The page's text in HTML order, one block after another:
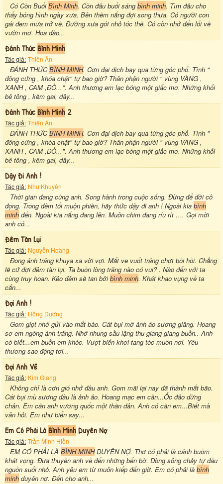
Có Còn BuổiBình Minh. Còn đâu buổi sáng bình minh. Tìm đâu cho
thấy bóng hình ngày xưa. Bên thềm nắng đợi song thưa. Có người con
gái đem mưa trở về. Đường xưa gót nhỏ tóc thề. Có còn nhớ đến lối về
vườn mơ. Hoa đào...
Đánh ThứcBình Minh
Tác giả: Thiên Ân
ĐÁNH THỨCBÌNH MINH. Cơn đại dịch bay qua từng góc phố. Tình "
đông cứng , khóa chặt" tự bao giờ? Thân phận người " vùng VÀNG ,
XANH , CAM ,ĐỎ...". Anh thương em lạc bóng một giấc mơ. Những khối
bê tông , kẽm gai, dây...
Đánh ThứcBình Minh 2
Tác giả: Thiên Ân
ĐÁNH THỨCBÌNH MINH. Cơn đại dịch bay qua từng góc phố. Tình "
đông cứng , khóa chặt" tự bao giờ? Thân phận người " vùng VÀNG ,
XANH , CAM ,ĐỎ...". Anh thương em lạc bóng một giấc mơ. Những khối
bê tông , kẽm gai, dây...
Dậy Đi Anh !
Tác giả: Như Khuyên
Thời gian đang cùng anh. Song hành trong cuộc sống. Đừng để đời cô
đọng. Trong đêm tối muộn phiền, hãy thức dậy đi anh ! Ngoài kia bình
minh đến. Ngoài kia nắng đang lên. Muôn chim đang ríu rít …. Gọi mời
anh có...
Đêm Tàn Lụi
Tác giả: Nguyễn Hoàng
Đong ánh trăng khuya xa vời vợi. Mắt ve vuốt trăng chợt bồi hồi. Chẳng
lẽ cứ đợi đêm tàn lụi. Ta buồn lòng trăng nào có vui? . Nào đến với ta
cùng truy hoan. Kẻo đêm sẽ tan bởibình minh. Khát khao vụng về ta
cắn...
Đợi Anh !
Tác giả: Hồng Dương
Gom giọt nhớ gửi vào mắt bảo. Cát bụi mờ ảnh ảo sương giăng. Hoang
sơ em ngóng ánh trăng. Nhớ nhung sầu lặng thu giang giang buồn.. Anh
có biết...em buồn em khóc. Vượt biển khơi tang tóc muôn nơi. Yêu
thương sao động tơi...
Đợi Anh Về
Tác giả: Kim Giang
Không chỉ là cơn gió nhớ đâu anh. Gom mãi lại nay đã thành mắt bão.
Cát bụi mù sương đâu là ảnh ảo. Hoang mạc em cần...Ốc đảo dừng
chân. Em cần anh vương quốc một thần dân. Anh có cần em...Biết mà
vẫn hỏi. Em như biển say...
Em Có Phải LàBình MinhDuyên Nợ
Tác giả: Trần Minh Hiền
EM CÓ PHẢI LÀ BÌNH MINHDUYÊN NỢ. Thơ có phải là cánh buồm
khát vọng. Đưa thuyền anh về đến những bến bờ. Dòng sông chảy tự đầu
nguồn suối nhỏ. Anh yêu em từ muôn kiếp đến giờ. Em có phải là bình
minh duyên nợ. Đến cho anh...